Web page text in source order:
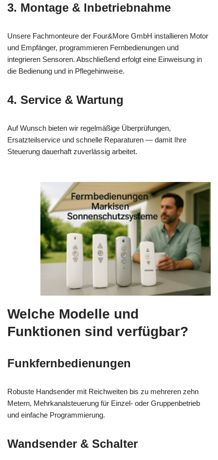
3. Montage & Inbetriebnahme
Unsere Fachmonteure der Four&More GmbH installieren Motor
und Empfänger, programmieren Fernbedienungen und
integrieren Sensoren. Abschließend erfolgt eine Einweisung in
die Bedienung und in Pflegehinweise.
4. Service & Wartung
Auf Wunsch bieten wir regelmäßige Überprüfungen,
Ersatzteilservice und schnelle Reparaturen — damit Ihre
Steuerung dauerhaft zuverlässig arbeitet.
Welche Modelle und
Funktionen sind verfügbar?
Funkfernbedienungen
Robuste Handsender mit Reichweiten bis zu mehreren zehn
Metern, Mehrkanalsteuerung für Einzel- oder Gruppenbetrieb
und einfache Programmierung.
Wandsender & Schalter